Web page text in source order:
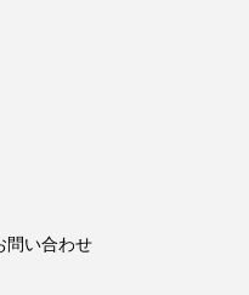
問い合わせ